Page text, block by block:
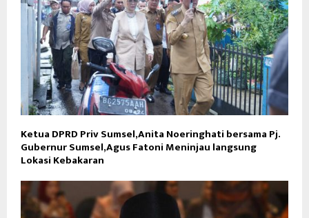
Ketua DPRD Priv Sumsel,Anita Noeringhati bersama Pj.
Gubernur Sumsel,Agus Fatoni Meninjau langsung
Lokasi Kebakaran